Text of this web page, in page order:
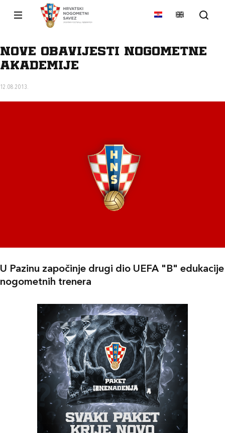
Nove obavijesti Nogometne
akademije
12.08.2013.
U Pazinu započinje drugi dio UEFA "B" edukacije
nogometnih trenera